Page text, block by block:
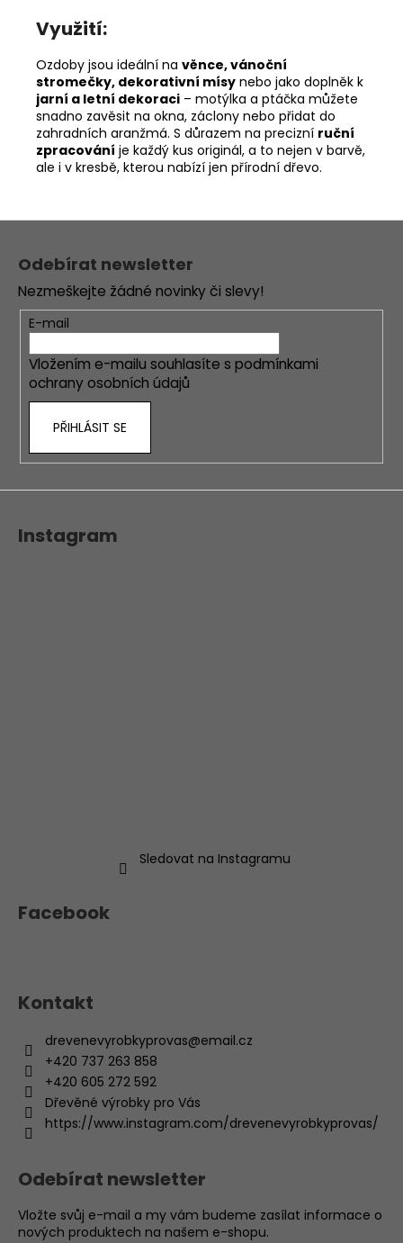
Využití:
Ozdoby jsou ideální na věnce, vánoční
stromečky, dekorativní mísy nebo jako doplněk k
jarní a letní dekoraci – motýlka a ptáčka můžete
snadno zavěsit na okna, záclony nebo přidat do
zahradních aranžmá. S důrazem na precizní ruční
zpracování je každý kus originál, a to nejen v barvě,
ale i v kresbě, kterou nabízí jen přírodní dřevo.
Z
Odebírat newsletter
Nezmeškejte žádné novinky či slevy!
E-mail
Vložením e-mailu souhlasíte s podmínkami
ochrany osobních údajů
PŘIHLÁSIT SE
Instagram
Sledovat na Instagramu
Facebook
Kontakt
drevenevyrobkyprovas@email.cz
+420 737 263 858
+420 605 272 592
Dřevěné výrobky pro Vás
https://www.instagram.com/drevenevyrobkyprovas/
Odebírat newsletter
Vložte svůj e-mail a my vám budeme zasílat informace o
nových produktech na našem e-shopu.